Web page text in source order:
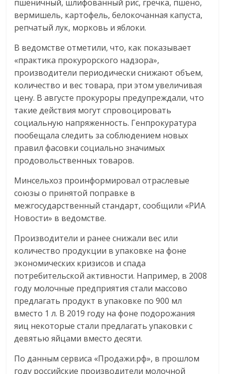
пшеничный, шлифованный рис, гречка, пшено,
вермишель, картофель, белокочанная капуста,
репчатый лук, морковь и яблоки.
В ведомстве отметили, что, как показывает
«практика прокурорского надзора»,
производители периодически снижают объем,
количество и вес товара, при этом увеличивая
цену. В августе прокуроры предупреждали, что
такие действия могут спровоцировать
социальную напряженность. Генпрокуратура
пообещала следить за соблюдением новых
правил фасовки социально значимых
продовольственных товаров.
Минсельхоз проинформировал отраслевые
союзы о принятой поправке в
межгосударственный стандарт, сообщили «РИА
Новости» в ведомстве.
Производители и ранее снижали вес или
количество продукции в упаковке на фоне
экономических кризисов и спада
потребительской активности. Например, в 2008
году молочные предприятия стали массово
предлагать продукт в упаковке по 900 мл
вместо 1 л. В 2019 году на фоне подорожания
яиц некоторые стали предлагать упаковки с
девятью яйцами вместо десяти.
По данным сервиса «Продажи.рф», в прошлом
году российские производители молочной